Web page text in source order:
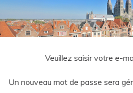
Veuillez saisir votre e-
Un nouveau mot de passe sera